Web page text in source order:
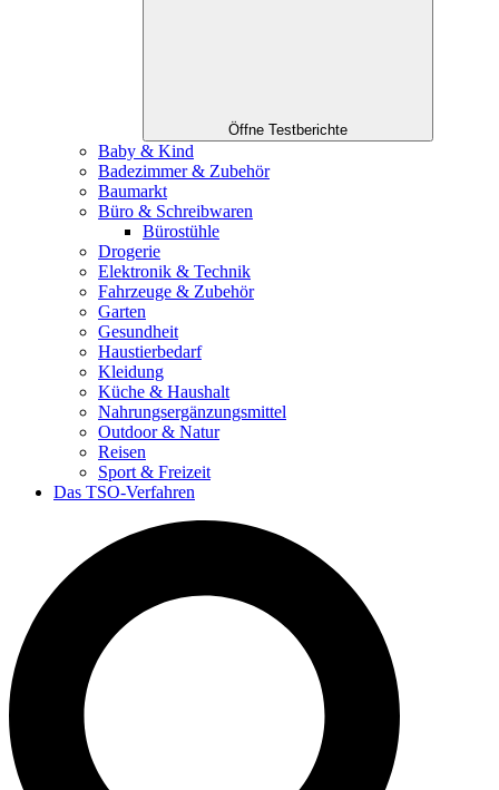
Öffne Testberichte
Baby & Kind
Badezimmer & Zubehör
Baumarkt
Büro & Schreibwaren
Bürostühle
Drogerie
Elektronik & Technik
Fahrzeuge & Zubehör
Garten
Gesundheit
Haustierbedarf
Kleidung
Küche & Haushalt
Nahrungsergänzungsmittel
Outdoor & Natur
Reisen
Sport & Freizeit
Das TSO-Verfahren